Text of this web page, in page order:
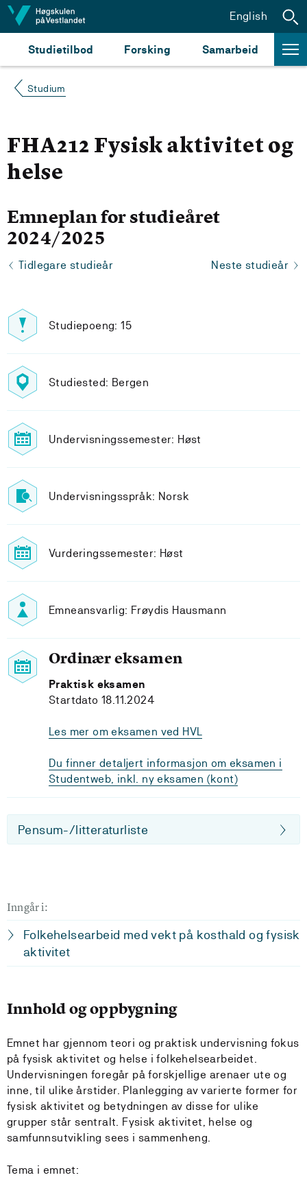
Hopp til innhald
Studietilbod Forsking Samarbeid
English
Studium
FHA212 Fysisk aktivitet og
helse
Emneplan for studieåret
2024/2025
Tidlegare studieår Neste studieår
Studiepoeng: 15
Studiested: Bergen
Undervisningssemester: Høst
Undervisningsspråk: Norsk
Vurderingssemester: Høst
Emneansvarlig: Frøydis Hausmann
Ordinær eksamen
Praktisk eksamen
Startdato 18.11.2024
Les mer om eksamen ved HVL
Du finner detaljert informasjon om eksamen i
Studentweb, inkl. ny eksamen (kont)
Pensum-/litteraturliste
Inngår i:
Folkehelsearbeid med vekt på kosthald og fysisk
aktivitet
Innhold og oppbygning
Emnet har gjennom teori og praktisk undervisning fokus
på fysisk aktivitet og helse i folkehelsearbeidet.
Undervisningen foregår på forskjellige arenaer ute og
inne, til ulike årstider. Planlegging av varierte former for
fysisk aktivitet og betydningen av disse for ulike
grupper står sentralt. Fysisk aktivitet, helse og
samfunnsutvikling sees i sammenheng.
Tema i emnet: